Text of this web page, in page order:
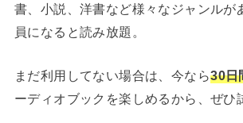
書、小説、洋書など様々なジャンルが
員になると読み放題。
まだ利用してない場合は、今なら30日
ーディオブックを楽しめるから、ぜひ